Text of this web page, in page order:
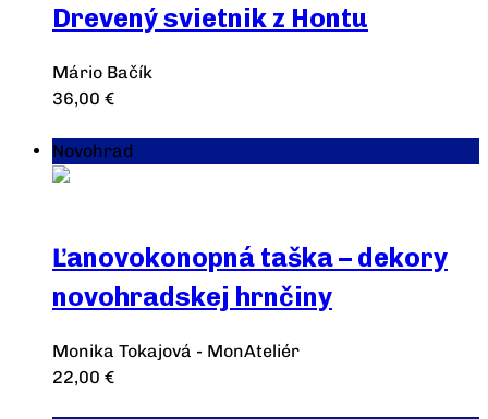
Drevený svietnik z Hontu
Mário Bačík
36,00 €
Novohrad
Ľanovokonopná taška – dekory
novohradskej hrnčiny
Monika Tokajová - MonAteliér
22,00 €